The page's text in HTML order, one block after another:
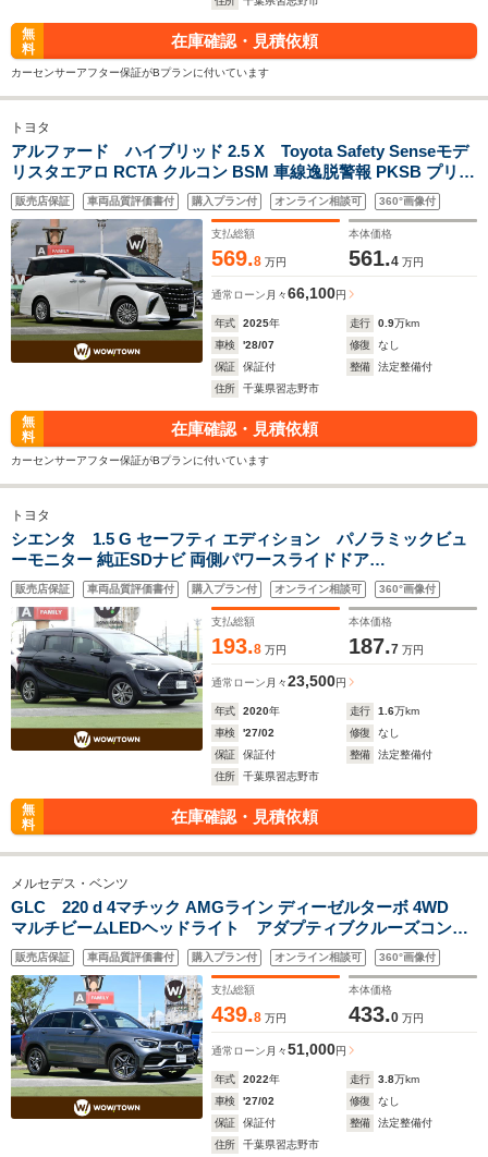
無
料
在庫確認・見積依頼
カーセンサーアフター保証がBプランに付いています
トヨタ
アルファード ハイブリッド 2.5 X Toyota Safety Senseモデ
リスタエアロ RCTA クルコン BSM 車線逸脱警報 PKSB プリク
ラ 両側パワスラ 14int純正コネクティッドナビ 地デジTV Apple
CarPlay Android Auto対応 Bluetooth パノラミックビューモ
ニター
販売店保証 車両品質評価書付 購入プラン付 オンライン相談可 360°画像付
支払総額
569.8 万円
本体価格
561.4 万円
通常ローン 月々66,100円
年式 2025年 走行 0.9万km
車検
'28/07 修復
なし
保証
保証付 整備
法定整備付
住所
千葉県習志野市
無
料
在庫確認・見積依頼
カーセンサーアフター保証がBプランに付いています
トヨタ
シエンタ 1.5 G セーフティ エディション パノラミックビュ
ーモニター 純正SDナビ 両側パワースライドドア
ToyotaSafetySense 地デジTV DVD CD Bluetooth ドライブレ
コーダー ステアリングヒーター ETC2.0 LEDヘッドライト フォ
グライト クリアランスソナー
販売店保証 車両品質評価書付 購入プラン付 オンライン相談可 360°画像付
支払総額
193.8 万円
本体価格
187.7 万円
通常ローン 月々23,500円
年式 2020年 走行 1.6万km
車検
'27/02 修復
なし
保証
保証付 整備
法定整備付
住所
千葉県習志野市
無
料
在庫確認・見積依頼
メルセデス・ベンツ
GLC 220 d 4マチック AMGライン ディーゼルターボ 4WD
マルチビームLEDヘッドライト アダプティブクルーズコント
ロール レーンチェンジアシスト アクティブステアリングア
シスト ブライングスポットアシスト マルチカラーアンビエ
ントライト
販売店保証 車両品質評価書付 購入プラン付 オンライン相談可 360°画像付
支払総額
439.8 万円
本体価格
433.0 万円
通常ローン 月々51,000円
年式 2022年 走行 3.8万km
車検
'27/02 修復
なし
保証
保証付 整備
法定整備付
住所
千葉県習志野市